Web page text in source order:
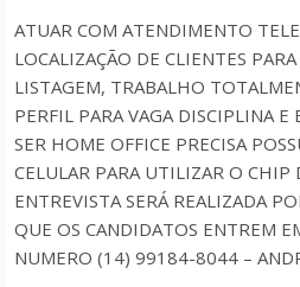
ATUAR COM ATENDIMENTO
LOCALIZAÇÃO DE CLIENTES
LISTAGEM, TRABALHO
PERFIL PARA VAGA DISCIPLINA E
SER HOME OFFICE PRECISA
CELULAR PARA UTILIZAR O CHIP
ENTREVISTA SERÁ REALIZADA
QUE OS CANDIDATOS ENTREM
NUMERO (14) 99184-8044 –